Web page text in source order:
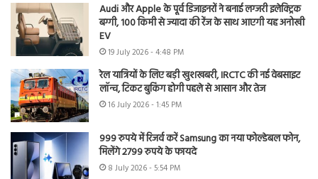
Audi और Apple के पूर्व डिजाइनरों ने बनाई लग्जरी इलेक्ट्रिक
बग्गी, 100 किमी से ज्यादा की रेंज के साथ आएगी यह अनोखी
EV
19 July 2026 - 4:48 PM
रेल यात्रियों के लिए बड़ी खुशखबरी, IRCTC की नई वेबसाइट
लॉन्च, टिकट बुकिंग होगी पहले से आसान और तेज
16 July 2026 - 1:45 PM
999 रुपये में रिजर्व करें Samsung का नया फोल्डेबल फोन,
मिलेंगे 2799 रुपये के फायदे
8 July 2026 - 5:54 PM